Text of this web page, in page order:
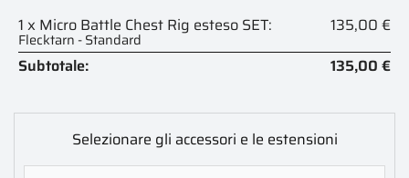
1 x Micro Battle Chest Rig esteso SET:
Flecktarn - Standard
135,00 €
Subtotale:
135,00 €
Selezionare gli accessori e le estensioni